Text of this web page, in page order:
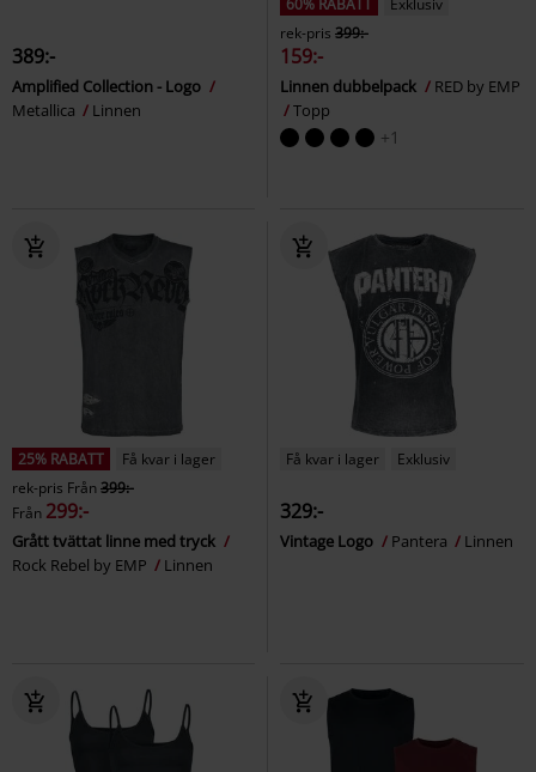
389:-
Amplified Collection - Logo
Metallica
Linnen
60% RABATT
Exklusiv
rek-pris 399:-
159:-
Linnen dubbelpack
RED by EMP
Topp
+1
25% RABATT
Få kvar i lager
rek-pris Från399:-
Från 299:-
Grått tvättat linne med tryck
Rock Rebel by EMP
Linnen
Få kvar i lager Exklusiv
329:-
Vintage Logo Pantera Linnen